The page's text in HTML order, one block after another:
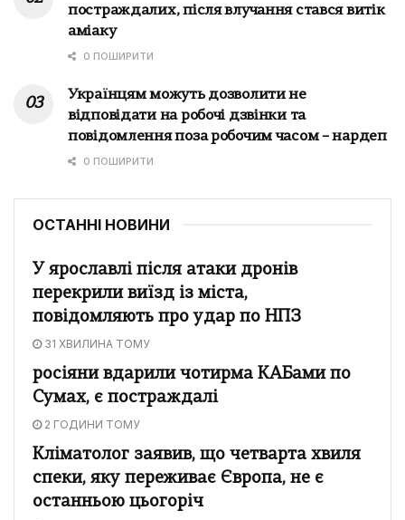
постраждалих, після влучання стався витік
аміаку
0 ПОШИРИТИ
Українцям можуть дозволити не
відповідати на робочі дзвінки та
повідомлення поза робочим часом – нардеп
0 ПОШИРИТИ
ОСТАННІ НОВИНИ
У ярославлі після атаки дронів
перекрили виїзд із міста,
повідомляють про удар по НПЗ
31 ХВИЛИНА ТОМУ
росіяни вдарили чотирма КАБами по
Сумах, є постраждалі
2 ГОДИНИ ТОМУ
Кліматолог заявив, що четварта хвиля
спеки, яку переживає Європа, не є
останньою цьогоріч